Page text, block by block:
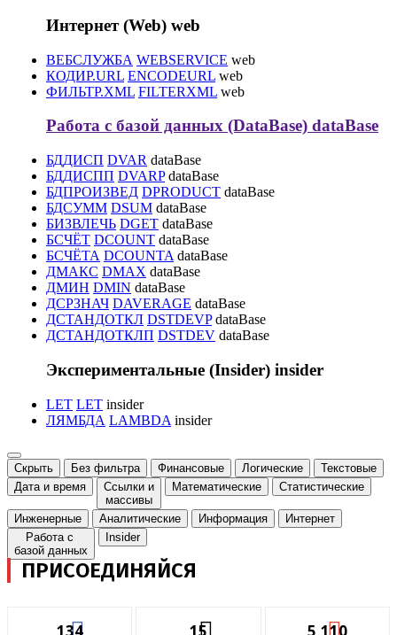
Интернет (Web) web
ВЕБСЛУЖБА WEBSERVICE web
КОДИР.URL ENCODEURL web
ФИЛЬТР.XML FILTERXML web
Работа с базой данных (DataBase) dataBase
БДДИСП DVAR dataBase
БДДИСПП DVARP dataBase
БДПРОИЗВЕД DPRODUCT dataBase
БДСУММ DSUM dataBase
БИЗВЛЕЧЬ DGET dataBase
БСЧЁТ DCOUNT dataBase
БСЧЁТА DCOUNTA dataBase
ДМАКС DMAX dataBase
ДМИН DMIN dataBase
ДСРЗНАЧ DAVERAGE dataBase
ДСТАНДОТКЛ DSTDEVP dataBase
ДСТАНДОТКЛП DSTDEV dataBase
Экспериментальные (Insider) insider
LET LET insider
ЛЯМБДА LAMBDA insider
Скрыть Без фильтра Финансовые Логические
Текстовые
Дата и время
Ссылки и
массивы
Математические Статистические
Инженерные Аналитические Информация
Интернет
Работа с
базой данных
Insider
ПРИСОЕДИНЯЙСЯ
134 15 5,110